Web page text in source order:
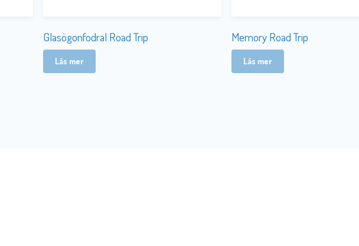
Glasögonfodral Road Trip
Läs mer
Memory Road Trip
Läs mer